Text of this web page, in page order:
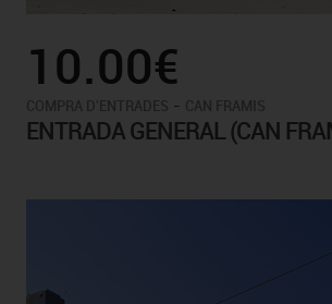
10.00€
-
ENTRADA GENERAL (CAN